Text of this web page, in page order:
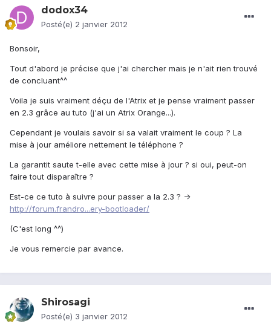
dodox34
Posté(e) 2 janvier 2012
Bonsoir,
Tout d'abord je précise que j'ai chercher mais je n'ait rien trouvé
de concluant^^
Voila je suis vraiment déçu de l'Atrix et je pense vraiment passer
en 2.3 grâce au tuto (j'ai un Atrix Orange...).
Cependant je voulais savoir si sa valait vraiment le coup ? La
mise à jour améliore nettement le téléphone ?
La garantit saute t-elle avec cette mise à jour ? si oui, peut-on
faire tout disparaître ?
Est-ce ce tuto à suivre pour passer a la 2.3 ? ->
http://forum.frandro...ery-bootloader/
(C'est long ^^)
Je vous remercie par avance.
Shirosagi
Posté(e) 3 janvier 2012